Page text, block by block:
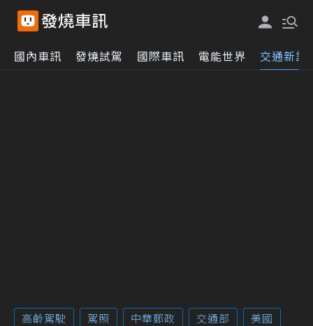
國內車訊 發燒試駕 國際車訊 電能世界 交通新訊
高齡駕駛 駕照 中華郵政 交通部 美國